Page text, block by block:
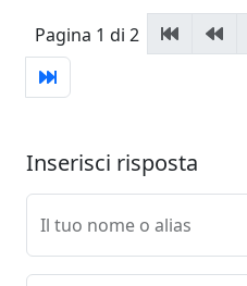
Pagina 1 di 2
Inserisci risposta
Il tuo nome o alias